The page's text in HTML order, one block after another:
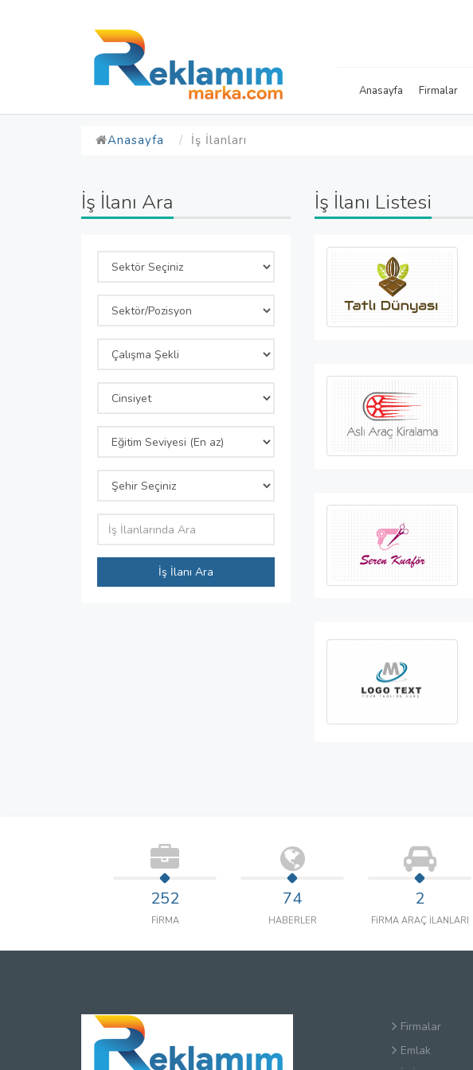
Anasayfa Firmalar
Anasayfa İş İlanları
İş İlanı Ara
İş İlanı Ara
İş İlanı Listesi
252
FİRMA
74
HABERLER
2
FİRMA ARAÇ İLANLARI
Firmalar
Emlak